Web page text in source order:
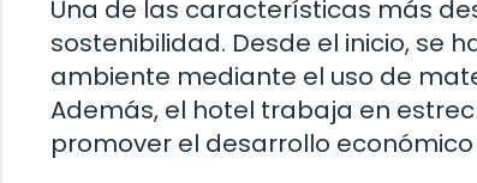
Una de las características más
sostenibilidad. Desde el inicio, se
ambiente mediante el uso de
Además, el hotel trabaja en
promover el desarrollo